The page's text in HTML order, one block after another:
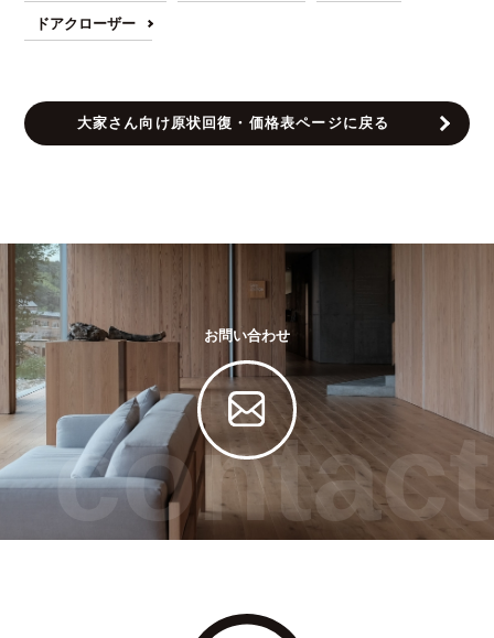
ドアクローザー
大家さん向け原状回復・価格表ページに戻る
お問い合わせ
contact